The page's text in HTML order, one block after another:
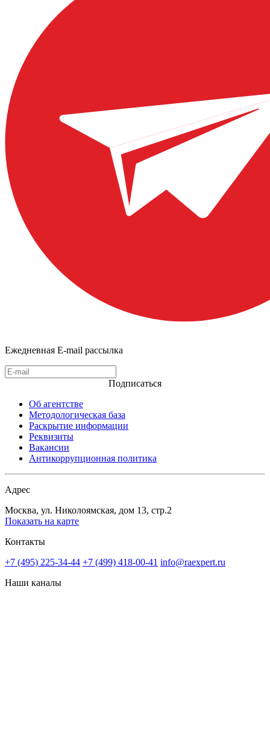
Ежедневная E-mail рассылка
Подписаться
Об агентстве
Методологическая база
Раскрытие информации
Реквизиты
Вакансии
Антикоррупционная политика
Адрес
Москва, ул. Николоямская, дом 13, стр.2
Показать на карте
Контакты
+7 (495) 225-34-44 +7 (499) 418-00-41 info@raexpert.ru
Наши каналы